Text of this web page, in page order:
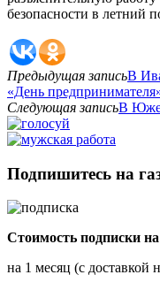
безопасности в летний
Предыдущая записьВ
«День
Следующая записьВ Юже
Подпишитесь на
Стоимость подписки на
на 1 месяц (с доставкой